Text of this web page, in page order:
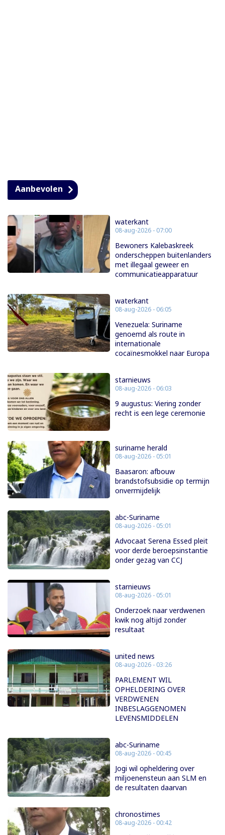
Aanbevolen
waterkant
08-aug-2026 - 07:00
Bewoners Kalebaskreek
onderscheppen buitenlanders
met illegaal geweer en
communicatieapparatuur
waterkant
08-aug-2026 - 06:05
Venezuela: Suriname
genoemd als route in
internationale
cocaïnesmokkel naar Europa
starnieuws
08-aug-2026 - 06:03
9 augustus: Viering zonder
recht is een lege ceremonie
suriname herald
08-aug-2026 - 05:01
Baasaron: afbouw
brandstofsubsidie op termijn
onvermijdelijk
abc-Suriname
08-aug-2026 - 05:01
Advocaat Serena Essed pleit
voor derde beroepsinstantie
onder gezag van CCJ
starnieuws
08-aug-2026 - 05:01
Onderzoek naar verdwenen
kwik nog altijd zonder
resultaat
united news
08-aug-2026 - 03:26
PARLEMENT WIL
OPHELDERING OVER
VERDWENEN
INBESLAGGENOMEN
LEVENSMIDDELEN
abc-Suriname
08-aug-2026 - 00:45
Jogi wil opheldering over
miljoenensteun aan SLM en
de resultaten daarvan
chronostimes
08-aug-2026 - 00:42